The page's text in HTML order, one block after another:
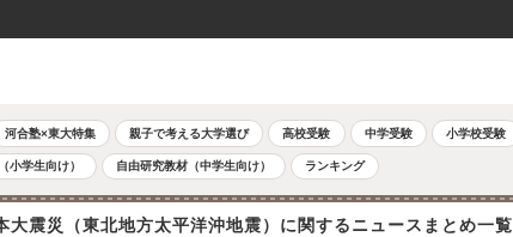
河合塾×東大特集 親子で考える大学選び 高校受験 中学受験 小学校受験
小学生向け） 自由研究教材（中学生向け） ランキング
大震災（東北地方太平洋沖地震）に関するニュースまとめ一覧